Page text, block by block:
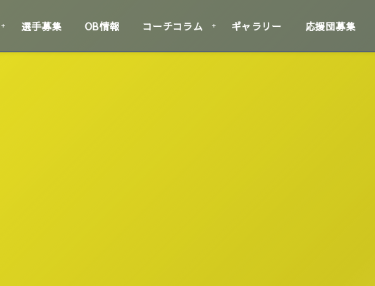
選手募集 OB情報 コーチコラム ギャラリー 応援団募集